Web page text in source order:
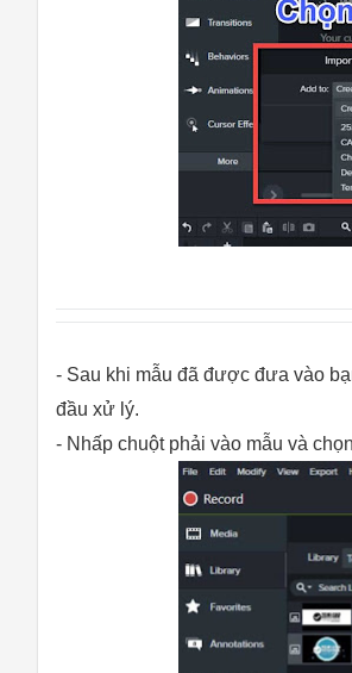
- Sau khi mẫu đã được đưa vào
đầu xử lý.
- Nhấp chuột phải vào mẫu và chọn